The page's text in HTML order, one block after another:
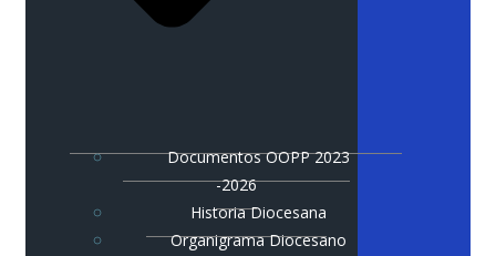
Documentos OOPP 2023
-2026
Historia Diocesana
Organigrama Diocesano